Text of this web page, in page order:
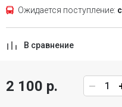
Ожидается поступление:
В сравнение
2 100 р.